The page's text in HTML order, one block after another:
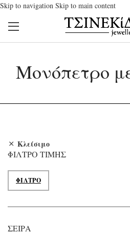
Skip to navigation Skip to main content
Μονόπετρο
Κλείσιμο
ΦΊΛΤΡΟ ΤΙΜΉΣ
Ελάχιστη τιμή
Μέγιστη τιμή
ΦΊΛΤΡΟ
ΣΕΙΡΆ